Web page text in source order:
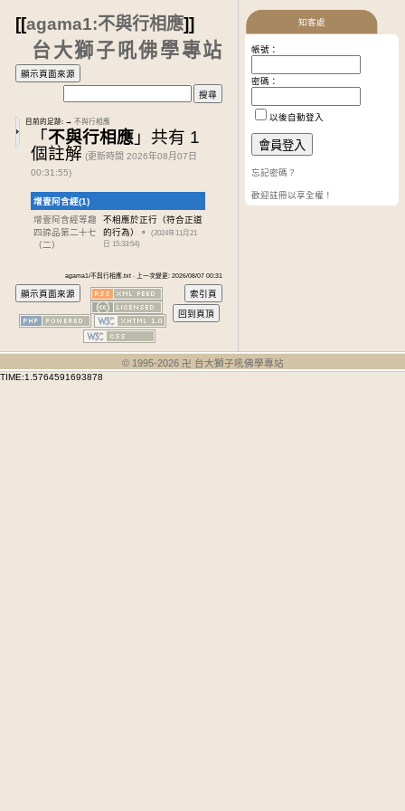
[[agama1:不與行相應]]
台大獅子吼佛學專站
目前的足跡: → 不與行相應
「不與行相應」共有 1
個註解 (更新時間 2026年08月07日
00:31:55)
增壹阿含經(1)
增壹阿含經等趣
四諦品第二十七
（二）
不相應於正行（符合正道
的行為）。
(2024年11月21
日 15:33:54)
agama1/不與行相應.txt · 上一次變更: 2026/08/07 00:31
知客處
帳號：
密碼：
以後自動登入
忘記密碼？
歡迎註冊以享全權！
© 1995-2026 卍 台大獅子吼佛學專站
TIME:1.5764591693878